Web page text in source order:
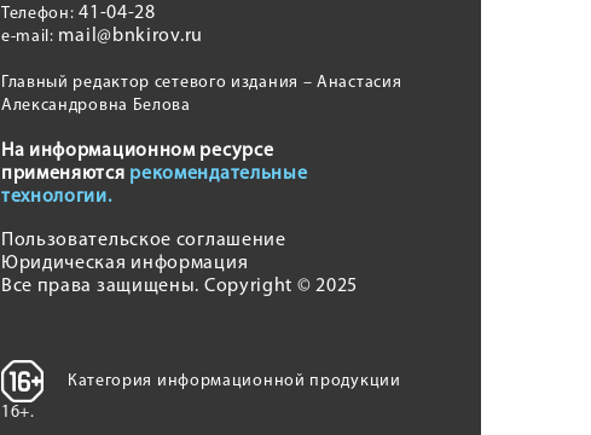
Телефон:41-04-28
e-mail: mail@bnkirov.ru
Главный редактор сетевого издания – Анастасия
Александровна Белова
На информационном ресурсе
применяются рекомендательные
технологии.
Пользовательское соглашение
Юридическая информация
Все права защищены. Copyright © 2025
Категория информационной продукции
16+.